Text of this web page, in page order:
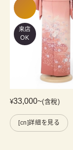
来店
OK
¥33,000~(含稅)
[cn]詳細を見る